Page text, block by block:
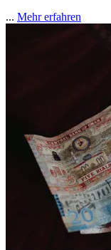
... Mehr erfahren